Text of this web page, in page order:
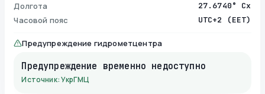
Долгота 27.6740° Сх
Часовой пояс UTC+2 (EET)
Предупреждение гидрометцентра
Предупреждение временно недоступно
Источник: УкрГМЦ